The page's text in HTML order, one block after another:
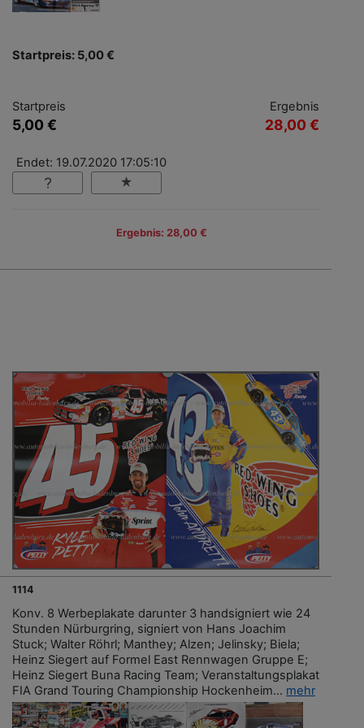
Startpreis: 5,00 €
Startpreis
5,00 €
Ergebnis
28,00 €
Endet: 19.07.2020 17:05:10
Ergebnis: 28,00 €
1114
Konv. 8 Werbeplakate darunter 3 handsigniert wie 24
Stunden Nürburgring, signiert von Hans Joachim
Stuck; Walter Röhrl; Manthey; Alzen; Jelinsky; Biela;
Heinz Siegert auf Formel East Rennwagen Gruppe E;
Heinz Siegert Buna Racing Team; Veranstaltungsplakat
FIA Grand Touring Championship Hockenheim... mehr